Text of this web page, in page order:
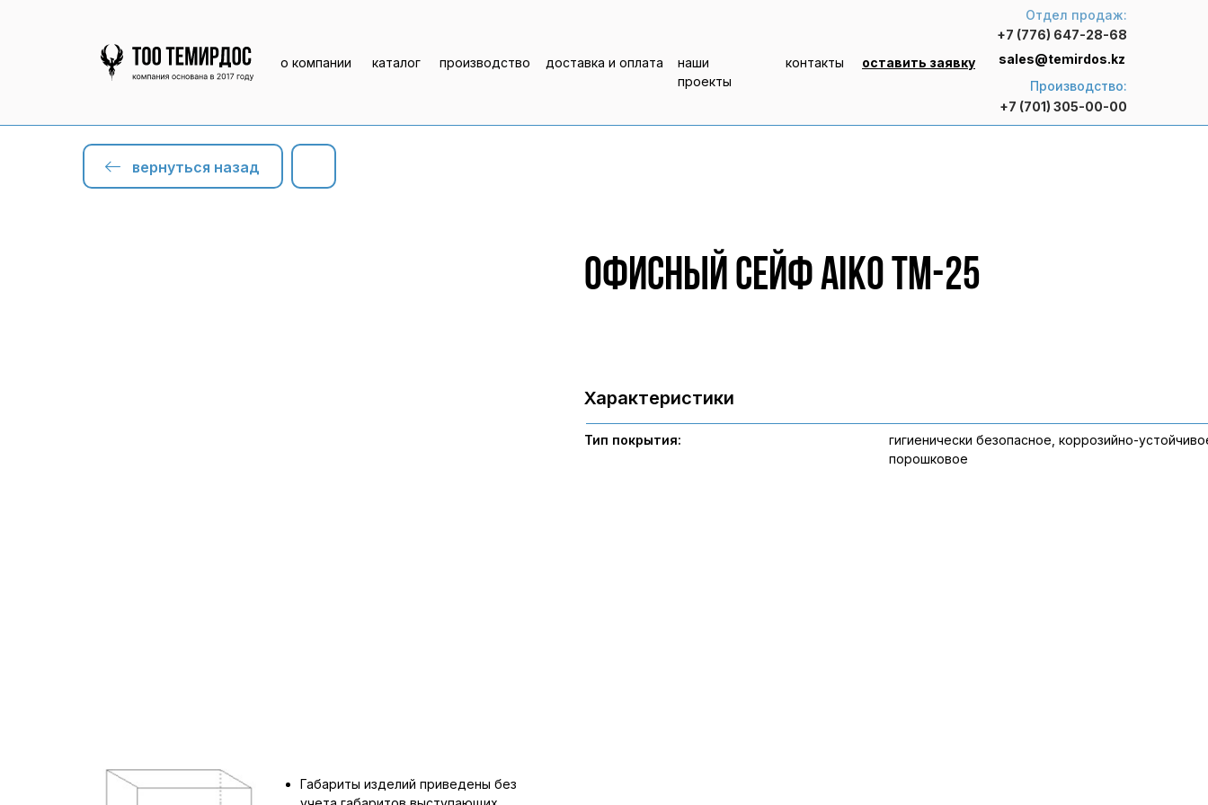
контакты оставить заявку
наши
проекты
производство доставка и оплата
каталог
о компании
Отдел продаж:
+7 (776) 647-28-68
Производство:
+7 (701) 305-00-00
sales@temirdos.kz
вернуться назад
Офисный сейф AIKO TM-25
Габариты изделий приведены без
Характеристики
гигиенически безопасное, коррозийно-
порошковое
Тип покрытия: